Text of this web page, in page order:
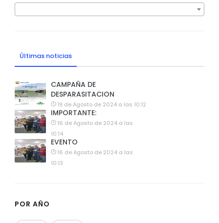
Últimas noticias
CAMPAÑA DE
DESPARASITACION
19 de Agosto de 2024 a las 10:12
IMPORTANTE:
16 de Agosto de 2024 a las
10:14
EVENTO
16 de Agosto de 2024 a las
10:13
POR AÑO